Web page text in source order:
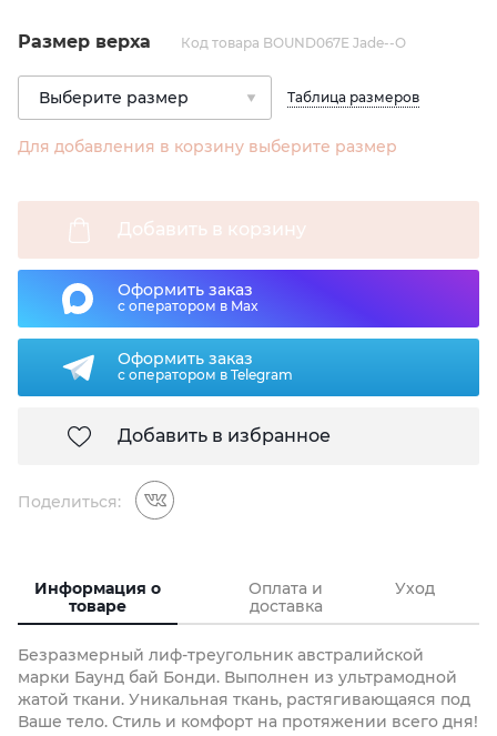
Размер верха Код товара BOUND067E Jade--O
Таблица размеров
Для добавления в корзину выберите размер
Добавить в корзину
Оформить заказ
с оператором в Max
Оформить заказ
с оператором в Telegram
Добавить в избранное
Поделиться:
Информация о
товаре
Оплата и
доставка
Уход
Безразмерный лиф-треугольник австралийской
марки Баунд бай Бонди. Выполнен из ультрамодной
жатой ткани. Уникальная ткань, растягивающаяся под
Ваше тело. Стиль и комфорт на протяжении всего дня!